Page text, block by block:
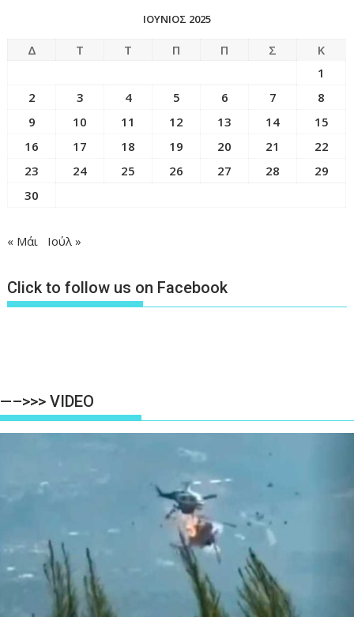
ΙΟΎΝΙΟΣ 2025
Δ Τ Τ Π Π Σ
Κ
1
2
3 4 5 6 7
8
9
10 11 12 13 14
15
16
17 18 19 20 21
22
23
24 25 26 27 28
29
30
« Μάι Ιούλ »
Click to follow us on Facebook
—–>>> VIDEO